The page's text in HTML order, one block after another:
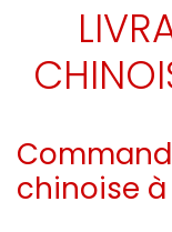
chinoise